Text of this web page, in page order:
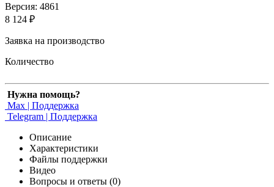
Версия: 4861
8 124 ₽
Заявка на производство
Количество
Нужна помощь?
Max | Поддержка
Telegram | Поддержка
Описание
Характеристики
Файлы поддержки
Видео
Вопросы и ответы (0)